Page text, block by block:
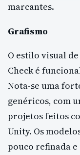
marcantes.
Grafismo
O estilo visual
Check é
Nota-se uma
genéricos, com
projetos feitos
Unity. Os
pouco refinada e